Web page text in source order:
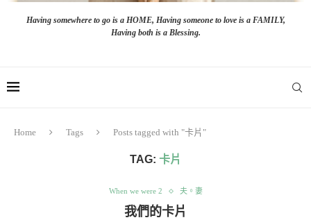
Having somewhere to go is a HOME, Having someone to love is a FAMILY,
Having both is a Blessing.
Home Tags Posts tagged with "卡片"
TAG: 卡片
When we were 2 夫。妻
我們的卡片